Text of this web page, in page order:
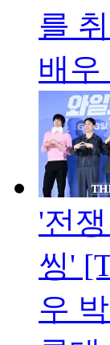
를
배우
'전
씽'
우